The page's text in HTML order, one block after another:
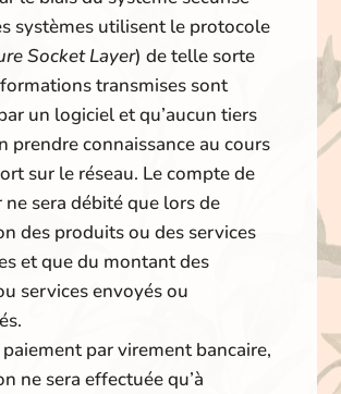
systèmes utilisent le protocole
Socket Layer) de telle sorte
transmises sont
un logiciel et qu’aucun tiers
prendre connaissance au cours
sur le réseau. Le compte de
ne sera débité que lors de
des produits ou des services
et que du montant des
services envoyés ou
paiement par virement bancaire,
ne sera effectuée qu’à